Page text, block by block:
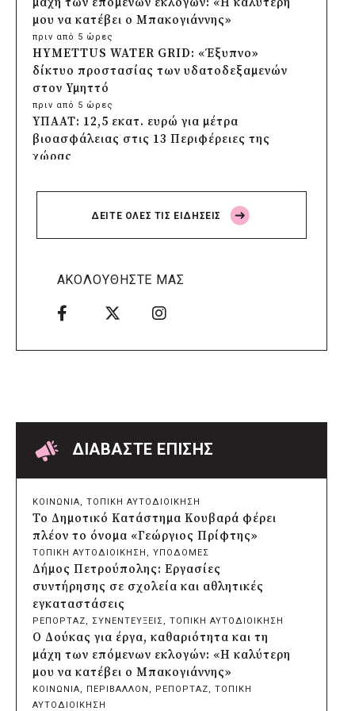
μου να κατέβει ο Μπακογιάννης»
πριν από 5 ώρες
HYMETTUS WATER GRID: «Έξυπνο»
δίκτυο προστασίας των υδατοδεξαμενών
στον Υμηττό
πριν από 5 ώρες
ΥΠΑΑΤ: 12,5 εκατ. ευρώ για μέτρα
βιοασφάλειας στις 13 Περιφέρειες της
χώρας
Πρέσπεια 2026: Έξι ημέρες πολιτισμού,
μουσικής και γαστρονομίας στη Φλώρινα
Δήμος Πέλλας: Σε προσωρινή αναστολή
πριν από 6 ώρες
Δήμος Ελληνικού – Αργυρούπολης για το
Seoul Smart City Prize 2026
δίκτυο ηλεκτροφωτισμού
πριν από 6 ώρες
Δήμος Πατρέων: Αντικατάσταση
φωτιστικών μετά τη λεηλασία στο έλος
της Αγυιάς
πριν από 6 ώρες
Δήμος Σαρωνικού: Βανδάλισαν το
εκκλησάκι της Μεταμόρφωσης του
Σωτήρος
πριν από 7 ώρες
Περιφέρεια Αττικής: Έξι συμπεράσματα
για την ψηφιακή μετάβαση των
επιχειρήσεων
πριν από 7 ώρες
Δήμος Σαρωνικού και ΑΡΧΕΛΩΝ
ενημερώνουν τους λουόμενους για τη
ΔΕΙΤΕ ΟΛΕΣ ΤΙΣ ΕΙΔΗΣΕΙΣ
ΑΚΟΛΟΥΘΗΣΤΕ ΜΑΣ
ΔΙΑΒΑΣΤΕ ΕΠΙΣΗΣ
ΚΟΙΝΩΝΙΑ ΤΟΠΙΚΗ ΑΥΤΟΔΙΟΙΚΗΣΗ
Το Δημοτικό Κατάστημα Κουβαρά φέρει
πλέον το όνομα «Γεώργιος Πρίφτης»
ΤΟΠΙΚΗ ΑΥΤΟΔΙΟΙΚΗΣΗ ΥΠΟΔΟΜΕΣ
Δήμος Πετρούπολης: Εργασίες
συντήρησης σε σχολεία και αθλητικές
εγκαταστάσεις
ΡΕΠΟΡΤΑΖ ΣΥΝΕΝΤΕΥΞΕΙΣ ΤΟΠΙΚΗ ΑΥΤΟΔΙΟΙΚΗΣΗ
Ο Δούκας για έργα, καθαριότητα και τη
μάχη των επόμενων εκλογών: «Η καλύτερη
μου να κατέβει ο Μπακογιάννης»
ΚΟΙΝΩΝΙΑ ΠΕΡΙΒΑΛΛΟΝ ΡΕΠΟΡΤΑΖ
ΤΟΠΙΚΗ
ΑΥΤΟΔΙΟΙΚΗΣΗ